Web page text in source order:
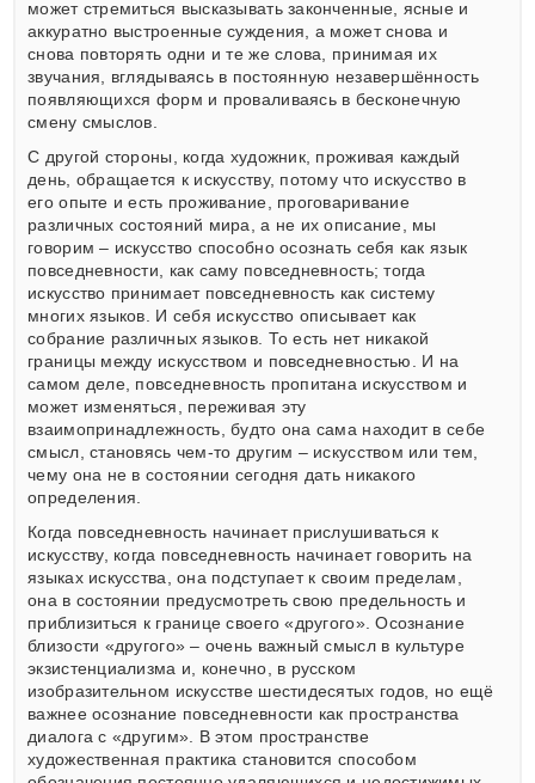
может стремиться высказывать законченные, ясные и
аккуратно выстроенные суждения, а может снова и
снова повторять одни и те же слова, принимая их
звучания, вглядываясь в постоянную незавершённость
появляющихся форм и проваливаясь в бесконечную
смену смыслов.
С другой стороны, когда художник, проживая каждый
день, обращается к искусству, потому что искусство в
его опыте и есть проживание, проговаривание
различных состояний мира, а не их описание, мы
говорим – искусство способно осознать себя как язык
повседневности, как саму повседневность; тогда
искусство принимает повседневность как систему
многих языков. И себя искусство описывает как
собрание различных языков. То есть нет никакой
границы между искусством и повседневностью. И на
самом деле, повседневность пропитана искусством и
может изменяться, переживая эту
взаимопринадлежность, будто она сама находит в себе
смысл, становясь чем-то другим – искусством или тем,
чему она не в состоянии сегодня дать никакого
определения.
Когда повседневность начинает прислушиваться к
искусству, когда повседневность начинает говорить на
языках искусства, она подступает к своим пределам,
она в состоянии предусмотреть свою предельность и
приблизиться к границе своего «другого». Осознание
близости «другого» – очень важный смысл в культуре
экзистенциализма и, конечно, в русском
изобразительном искусстве шестидесятых годов, но ещё
важнее осознание повседневности как пространства
диалога с «другим». В этом пространстве
художественная практика становится способом